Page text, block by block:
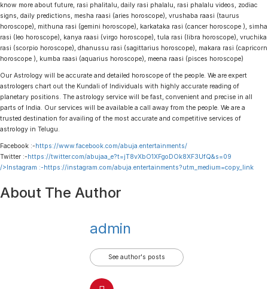
know more about future, rasi phalitalu, daily rasi phalalu, rasi phalalu videos, zodiac
signs, daily predictions, mesha raasi (aries horoscope), vrushaba raasi (taurus
horoscope), mithuna rasi (gemini horoscope), karkataka rasi (cancer horoscope ), simha
rasi (leo horoscope), kanya raasi (virgo horoscope), tula rasi (libra horoscope), vruchika
rasi (scorpio horoscope), dhanussu rasi (sagittarius horoscope), makara rasi (capricorn
horoscope ), kumba raasi (aquarius horoscope), meena raasi (pisces horoscope)
Our Astrology will be accurate and detailed horoscope of the people. We are expert
astrologers chart out the Kundali of Individuals with highly accurate reading of
planetary positions. The astrology service will be fast, convenient and precise in all
parts of India. Our services will be available a call away from the people. We are a
trusted destination for availing of the most accurate and competitive services of
astrology in Telugu.
Facebook :-https://www.facebook.com/abuja.entertainments/
Twitter :-https://twitter.com/abujaa_e?t=jT8vXbO1XFgoDOk8XF3UfQ&s=09
/>Instagram :-https://instagram.com/abuja.entertainments?utm_medium=copy_link
About The Author
admin
See author's posts